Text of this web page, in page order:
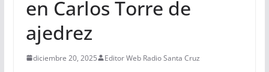
en Carlos Torre de
ajedrez
diciembre 20, 2025 Editor Web Radio Santa Cruz